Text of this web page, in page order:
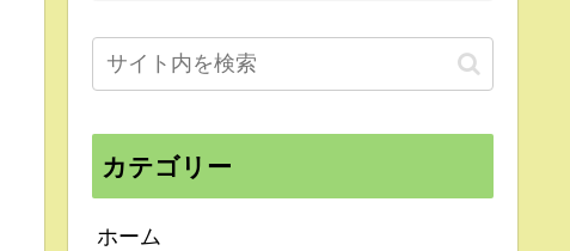
カテゴリー
ホーム